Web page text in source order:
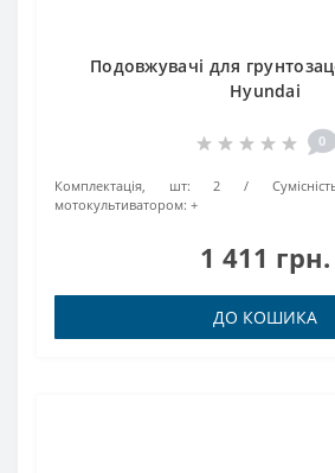
Подовжувачі для
Hyundai
0
Комплектація, шт: 2
мотокультиватором: +
1 411 грн.
ДО КОШИКА